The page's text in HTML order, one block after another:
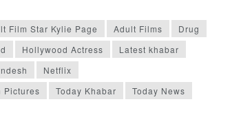
Film Star Kylie Page Adult Films
Drug
Hollywood Actress
Latest khabar
Netflix
Pictures Today Khabar Today News